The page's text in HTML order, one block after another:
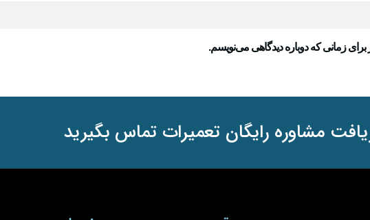
زمانی که دوباره دیدگاهی می‌نویسم.
مشاوره رایگان تعمیرات تماس بگیرید